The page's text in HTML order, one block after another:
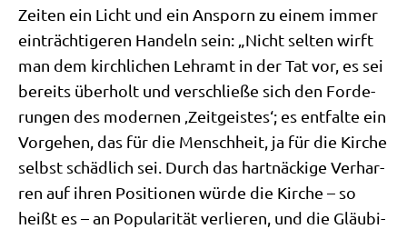
Zei­ten ein Licht und ein Ansporn zu einem immer
ein­träch­ti­ge­ren Han­deln sein: „Nicht sel­ten wirft
man dem kirch­li­chen Lehr­amt in der Tat vor, es sei
bereits über­holt und ver­schlie­ße sich den For­de­
run­gen des moder­nen ‚Zeit­gei­stes‘; es ent­fal­te ein
Vor­ge­hen, das für die Mensch­heit, ja für die Kir­che
selbst schäd­lich sei. Durch das hart­näcki­ge Ver­har­
ren auf ihren Posi­tio­nen wür­de die Kir­che – so
heißt es – an Popu­la­ri­tät ver­lie­ren, und die Gläu­bi­